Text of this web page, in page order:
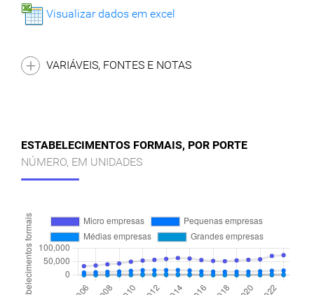
Visualizar dados em excel
VARIÁVEIS, FONTES E NOTAS
ESTABELECIMENTOS FORMAIS, POR PORTE
NÚMERO, EM UNIDADES